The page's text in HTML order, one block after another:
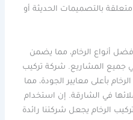
بالتصميمات الحديثة أو
أنواع الرخام، مما يضمن
جميع المشاريع. شركة تركيب
بأعلى معايير الجودة، مما
في الشارقة. إن استخدام
الرخام يجعل شركتنا رائدة